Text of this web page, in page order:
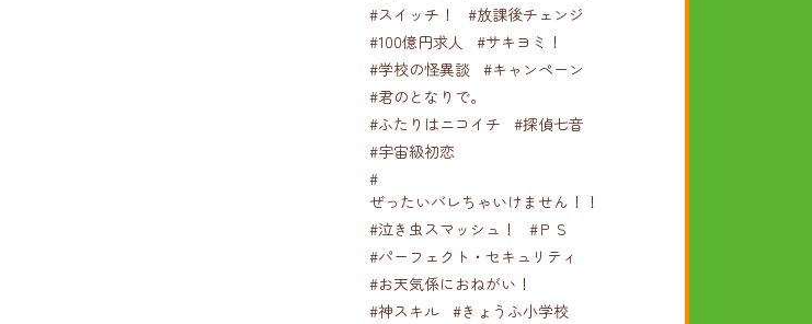
#スイッチ！
#放課後チェンジ
#100億円求人
#サキヨミ！
#学校の怪異談 #キャンペーン
#君のとなりで。
#ふたりはニコイチ
#探偵七音
#宇宙級初恋
#
ぜったいバレちゃいけません！！！
#泣き虫スマッシュ！
#ＰＳ
#パーフェクト・セキュリティ
#お天気係におねがい！
#神スキル #きょうふ小学校